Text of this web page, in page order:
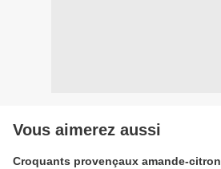
Vous aimerez aussi
Croquants provençaux amande-citron